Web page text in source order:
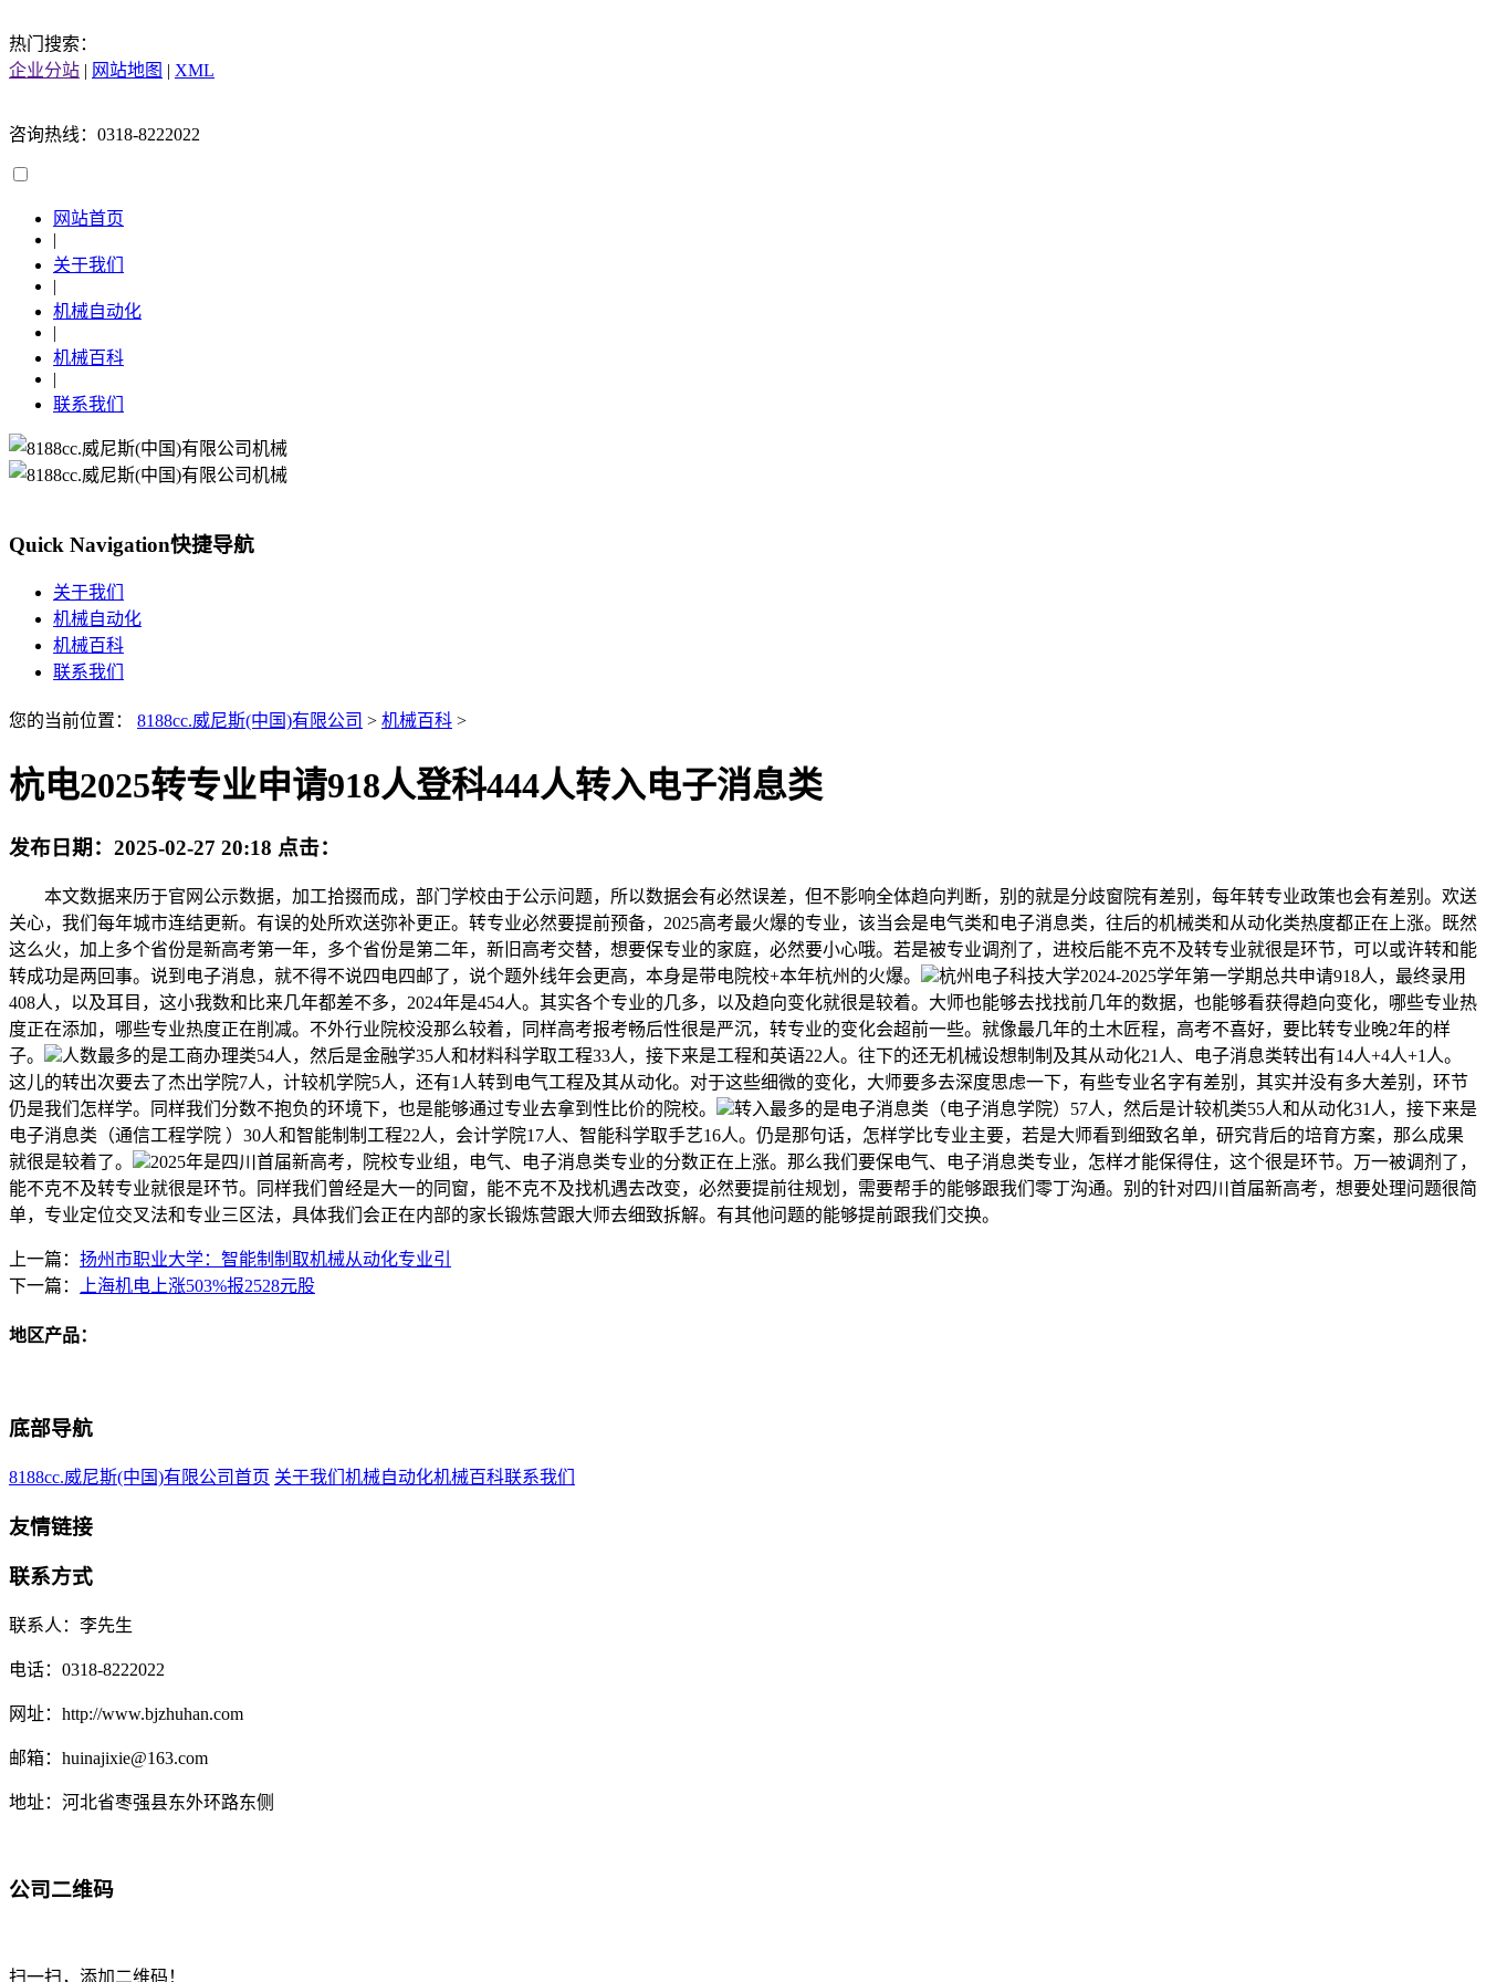
热门搜索：
企业分站 | 网站地图 | XML
咨询热线：0318-8222022
网站首页
|
关于我们
|
机械自动化
|
机械百科
|
联系我们
Quick Navigation快捷导航
关于我们
机械自动化
机械百科
联系我们
您的当前位置： 8188cc.威尼斯(中国)有限公司 > 机械百科 >
杭电2025转专业申请918人登科444人转入电子消息类
发布日期： 2025-02-27 20:18 点击：
本文数据来历于官网公示数据，加工拾掇而成，部门学校由于公示问题，所以数据会有必然误差，但不影响全体趋向判断，别的就是分歧窗院有差别，每年转专业政策也会有差别。欢送
关心，我们每年城市连结更新。有误的处所欢送弥补更正。转专业必然要提前预备，2025高考最火爆的专业，该当会是电气类和电子消息类，往后的机械类和从动化类热度都正在上涨。既然
这么火，加上多个省份是新高考第一年，多个省份是第二年，新旧高考交替，想要保专业的家庭，必然要小心哦。若是被专业调剂了，进校后能不克不及转专业就很是环节，可以或许转和能
转成功是两回事。说到电子消息，就不得不说四电四邮了，说个题外线年会更高，本身是带电院校+本年杭州的火爆。
杭州电子科技大学2024-2025学年第一学期总共申请918人，最终录用
408人，以及耳目，这小我数和比来几年都差不多，2024年是454人。其实各个专业的几多，以及趋向变化就很是较着。大师也能够去找找前几年的数据，也能够看获得趋向变化，哪些专业热
度正在添加，哪些专业热度正在削减。不外行业院校没那么较着，同样高考报考畅后性很是严沉，转专业的变化会超前一些。就像最几年的土木匠程，高考不喜好，要比转专业晚2年的样
子。
人数最多的是工商办理类54人，然后是金融学35人和材料科学取工程33人，接下来是工程和英语22人。往下的还无机械设想制制及其从动化21人、电子消息类转出有14人+4人+1人。
这儿的转出次要去了杰出学院7人，计较机学院5人，还有1人转到电气工程及其从动化。对于这些细微的变化，大师要多去深度思虑一下，有些专业名字有差别，其实并没有多大差别，环节
仍是我们怎样学。同样我们分数不抱负的环境下，也是能够通过专业去拿到性比价的院校。
转入最多的是电子消息类（电子消息学院）57人，然后是计较机类55人和从动化31人，接下来是
电子消息类（通信工程学院 ）30人和智能制制工程22人，会计学院17人、智能科学取手艺16人。仍是那句话，怎样学比专业主要，若是大师看到细致名单，研究背后的培育方案，那么成果
就很是较着了。
2025年是四川首届新高考，院校专业组，电气、电子消息类专业的分数正在上涨。那么我们要保电气、电子消息类专业，怎样才能保得住，这个很是环节。万一被调剂了，
能不克不及转专业就很是环节。同样我们曾经是大一的同窗，能不克不及找机遇去改变，必然要提前往规划，需要帮手的能够跟我们零丁沟通。别的针对四川首届新高考，想要处理问题很简
单，专业定位交叉法和专业三区法，具体我们会正在内部的家长锻炼营跟大师去细致拆解。有其他问题的能够提前跟我们交换。
上一篇： 扬州市职业大学：智能制制取机械从动化专业引
下一篇：
上海机电上涨503%报2528元股
地区产品：
底部导航
8188cc.威尼斯(中国)有限公司首页 关于我们 机械自动化机械百科联系我们
友情链接
联系方式
联系人：李先生
电话：0318-8222022
网址：http://www.bjzhuhan.com
邮箱：huinajixie@163.com
地址：河北省枣强县东外环路东侧
公司二维码
扫一扫，添加二维码！